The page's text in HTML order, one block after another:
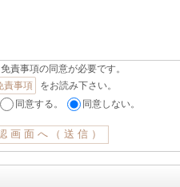
責事項の同意が必要です。
責事項
をお読み下さい。
同意する。 同意しない。